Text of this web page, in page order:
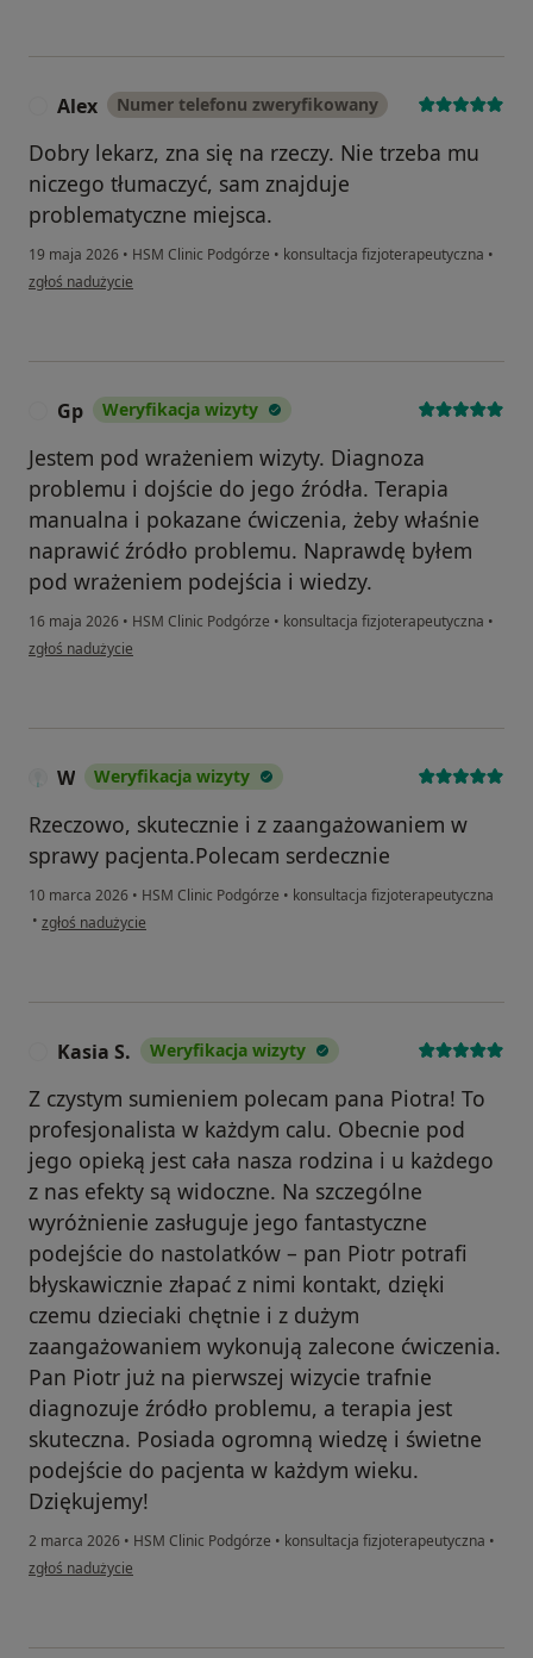
Alex Numer telefonu zweryfikowany
Dobry lekarz, zna się na rzeczy. Nie trzeba mu
niczego tłumaczyć, sam znajduje
problematyczne miejsca.
19 maja 2026 • HSM Clinic Podgórze • konsultacja fizjoterapeutyczna •
w opinii użytkownika Alex
zgłoś nadużycie
Gp Weryfikacja wizyty
Jestem pod wrażeniem wizyty. Diagnoza
problemu i dojście do jego źródła. Terapia
manualna i pokazane ćwiczenia, żeby właśnie
naprawić źródło problemu. Naprawdę byłem
pod wrażeniem podejścia i wiedzy.
16 maja 2026 • HSM Clinic Podgórze • konsultacja fizjoterapeutyczna •
w opinii użytkownika Gp
zgłoś nadużycie
W Weryfikacja wizyty
Rzeczowo, skutecznie i z zaangażowaniem w
sprawy pacjenta.Polecam serdecznie
10 marca 2026 • HSM Clinic Podgórze • konsultacja fizjoterapeutyczna
• w opinii użytkownika W
zgłoś nadużycie
Kasia S. Weryfikacja wizyty
Z czystym sumieniem polecam pana Piotra! To
profesjonalista w każdym calu. Obecnie pod
jego opieką jest cała nasza rodzina i u każdego
z nas efekty są widoczne. Na szczególne
wyróżnienie zasługuje jego fantastyczne
podejście do nastolatków – pan Piotr potrafi
błyskawicznie złapać z nimi kontakt, dzięki
czemu dzieciaki chętnie i z dużym
zaangażowaniem wykonują zalecone ćwiczenia.
Pan Piotr już na pierwszej wizycie trafnie
diagnozuje źródło problemu, a terapia jest
skuteczna. Posiada ogromną wiedzę i świetne
podejście do pacjenta w każdym wieku.
Dziękujemy!
2 marca 2026 • HSM Clinic Podgórze • konsultacja fizjoterapeutyczna •
w opinii użytkownika Kasia S.
zgłoś nadużycie